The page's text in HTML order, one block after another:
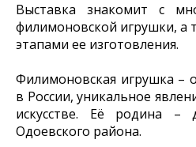
Выставка знакомит с
филимоновской игрушки, а
этапами ее изготовления.
Филимоновская игрушка –
в России, уникальное
искусстве. Её родина –
Одоевского района.